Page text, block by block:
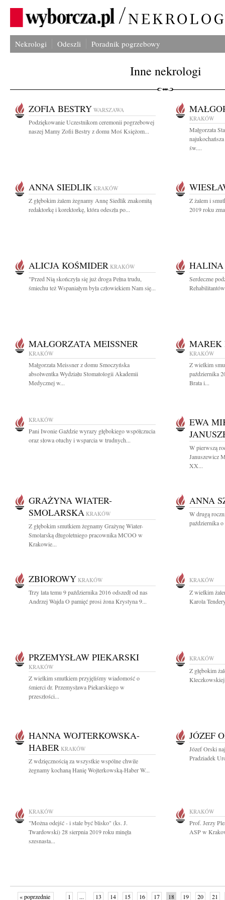
Nekrologi Odeszli Poradnik pogrzebowy
Inne nekrologi
ZOFIA BESTRY WARSZAWA
Podziękowanie Uczestnikom ceremonii pogrzebowej
naszej Mamy Zofii Bestry z domu Moś Księżom...
KRAKÓW
Małgorzata
św....
ANNA SIEDLIK KRAKÓW
Z głębokim żalem żegnamy Annę Siedlik znakomitą
redaktorkę i korektorkę, która odeszła po...
Z żalem i
2019 roku
ALICJA KOŚMIDER KRAKÓW
"Przed Nią skończyła się już droga Pełna trudu,
śmiechu też Wspaniałym była człowiekiem Nam się...
HALINA
Serdeczne
MAŁGORZATA MEISSNER
KRAKÓW
Małgorzata Meissner z domu Smoczyńska
absolwentka Wydziału Stomatologii Akademii
Medycznej w...
MAREK
KRAKÓW
Z wielkim
października
Brata i...
KRAKÓW
Pani Iwonie Gaździe wyrazy głębokiego współczucia
oraz słowa otuchy i wsparcia w trudnych...
EWA
W pierwszą
Januszewicz
XX...
GRAŻYNA WIATER-
SMOLARSKA KRAKÓW
Z głębokim smutkiem żegnamy Grażynę Wiater-
Smolarską długoletniego pracownika MCOO w
Krakowie...
ANNA
W drugą
października
ZBIOROWY KRAKÓW
Trzy lata temu 9 października 2016 odszedł od nas
Andrzej Wajda O pamięć prosi żona Krystyna 9...
KRAKÓW
Z wielkim
Karola
PRZEMYSŁAW PIEKARSKI
KRAKÓW
Z wielkim smutkiem przyjęliśmy wiadomość o
śmierci dr. Przemysława Piekarskiego w
przeszłości...
KRAKÓW
Z głębokim
HANNA WOJTERKOWSKA-
HABER KRAKÓW
Z wdzięcznością za wszystkie wspólne chwile
żegnamy kochaną Hanię Wojterkowską-Haber W...
JÓZEF
Józef Orski
Pradziadek
KRAKÓW
"Można odejść - i stale być blisko" (ks. J.
Twardowski) 28 sierpnia 2019 roku minęła
szesnasta...
KRAKÓW
Prof. Jerzy
ASP w
« poprzednie 1 ... 13 14 15 16 17 18 19 20 21